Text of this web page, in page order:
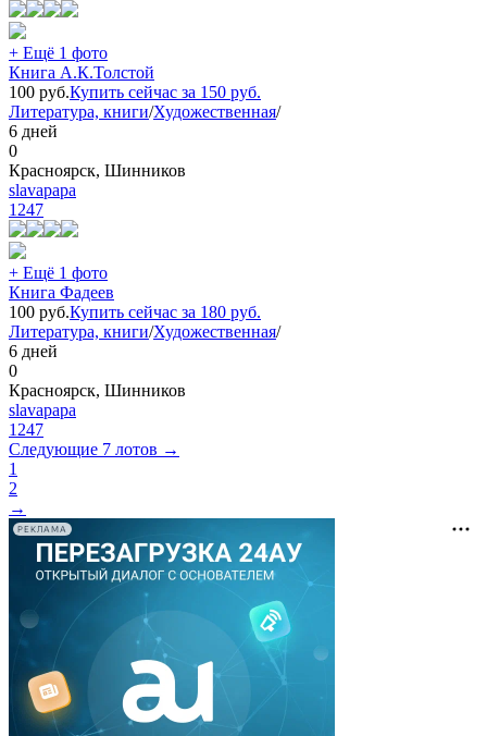
+ Ещё 1 фото
Книга А.К.Толстой
100 руб.Купить сейчас за 150 руб.
Литература, книги/Художественная/
6 дней
0
Красноярск, Шинников
slavapapa
1247
+ Ещё 1 фото
Книга Фадеев
100 руб.Купить сейчас за 180 руб.
Литература, книги/Художественная/
6 дней
0
Красноярск, Шинников
slavapapa
1247
Следующие 7 лотов →
1
2
→
РЕКЛАМА